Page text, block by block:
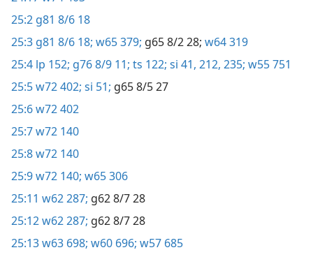
25:2 g81 8/6 18
25:3 g81 8/6 18; w65 379; g65 8/2 28; w64 319
25:4 lp 152; g76 8/9 11; ts 122; si 41, 212, 235; w55 751
25:5w72 402; si 51; g65 8/5 27
25:6w72 402
25:7w72 140
25:8w72 140
25:9w72 140; w65 306
25:11 w62 287; g62 8/7 28
25:12w62 287; g62 8/7 28
25:13w63 698; w60 696; w57 685